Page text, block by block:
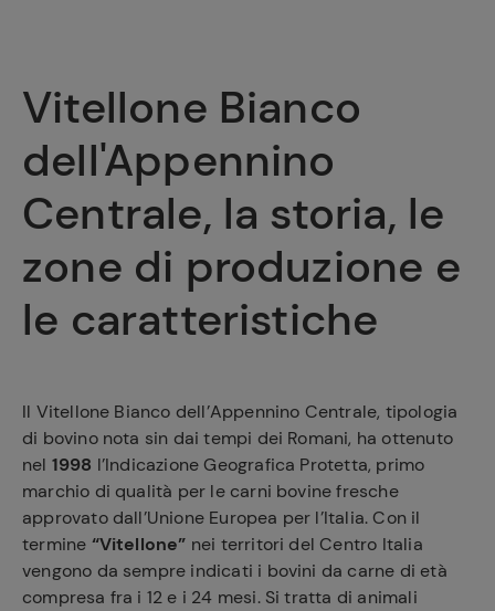
Vitellone Bianco
dell'Appennino
Centrale, la storia, le
zone di produzione e
le caratteristiche
Il Vitellone Bianco dell’Appennino Centrale, tipologia
di bovino nota sin dai tempi dei Romani, ha ottenuto
nel 1998 l’Indicazione Geografica Protetta, primo
marchio di qualità per le carni bovine fresche
approvato dall’Unione Europea per l’Italia. Con il
termine “Vitellone” nei territori del Centro Italia
vengono da sempre indicati i bovini da carne di età
compresa fra i 12 e i 24 mesi. Si tratta di animali